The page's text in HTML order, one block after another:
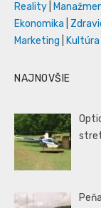
Reality
Ekonomika
Marketing
Kultúra
NAJNOVŠIE